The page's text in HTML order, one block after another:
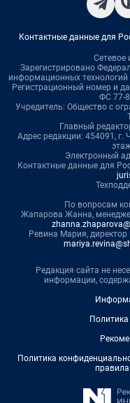
Контактные данные для
Сетевое
Зарегистрировано
информационных
Регистрационный номер и
ФС 77-
Учредитель: Общество с
Главный
Адрес редакции: 454091, г.
Электронный
Контактные данные для
По вопросам
Жапарова Жанна,
Ревина Мария,
Редакция сайта не
информации,
Политика